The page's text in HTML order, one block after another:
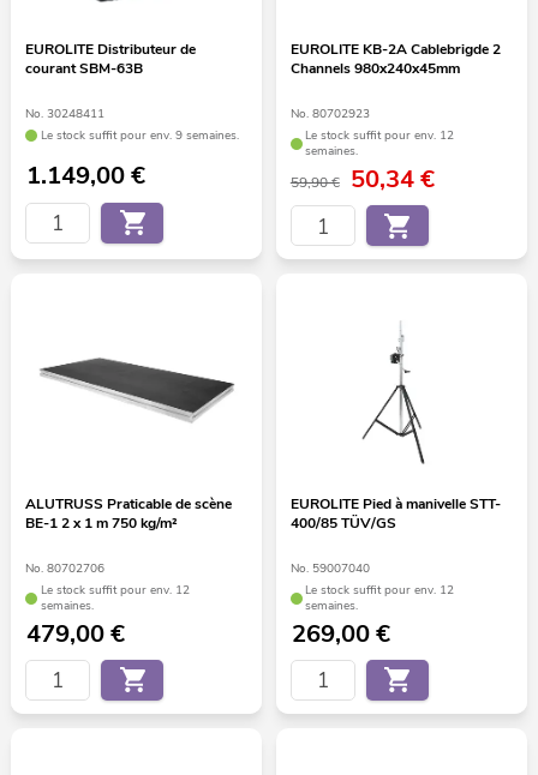
EUROLITE Distributeur de
courant SBM-63B
No. 30248411
Le stock suffit pour env. 9 semaines.
1.149,00€
EUROLITE KB-2A Cablebrigde 2
Channels 980x240x45mm
No. 80702923
Le stock suffit pour env. 12
semaines.
59,90 € 50,34€
ALUTRUSS Praticable de scène
BE-1 2 x 1 m 750 kg/m²
No. 80702706
Le stock suffit pour env. 12
semaines.
479,00€
EUROLITE Pied à manivelle STT-
400/85 TÜV/GS
No. 59007040
Le stock suffit pour env. 12
semaines.
269,00€